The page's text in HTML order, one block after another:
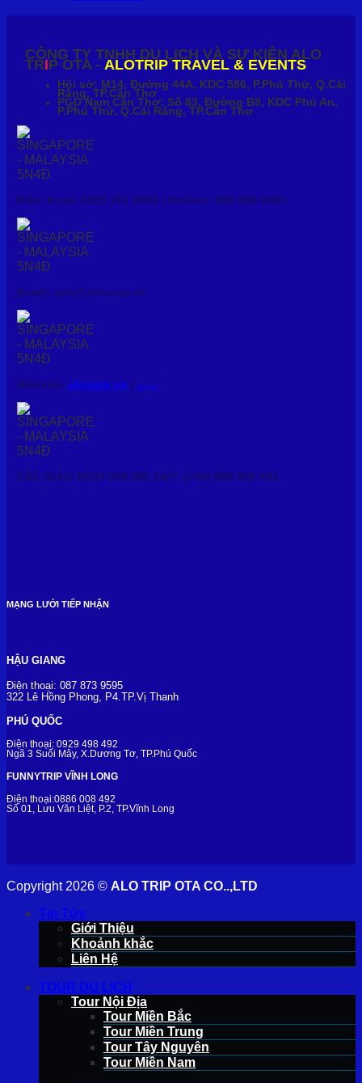
CÔNG TY TNHH DU LỊCH VÀ SỰ KIỆN ALO
TRIP OTA - ALOTRIP TRAVEL & EVENTS
Hội sở: M14, Đường 44A, KDC 586, P.Phú Thứ, Q.Cái
Răng, TP.Cần Thơ
PGD Nam Cần Thơ: Số 83, Đường B8, KDC Phú An,
P.Phú Thứ, Q.Cái Răng, TP.Cần Thơ
Điện thoại: 0292 391 6565 | Hotline: 089 889 6565
Email: info@alocorp.vn
Website: alocorp.vn | alody.vn
CÁC GIAO DỊCH ONLINE 24/7: (+84) 888 008 492
MẠNG LƯỚI TIẾP NHẬN
HẬU GIANG
Điện thoại: 087 873 9595
322 Lê Hồng Phong, P4.TP.Vị Thanh
PHÚ QUỐC
Điện thoại: 0929 498 492
Ngã 3 Suối Mây, X.Dương Tơ, TP.Phú Quốc
FUNNYTRIP VĨNH LONG
Điện thoại:0886 008 492
Số 01, Lưu Văn Liệt, P.2, TP.Vĩnh Long
Copyright 2026 © ALO TRIP OTA CO..,LTD
Tin Tức
Giới Thiệu
Khoảnh khắc
Liên Hệ
TOUR DU LỊCH
Tour Nội Địa
Tour Miền Bắc
Tour Miền Trung
Tour Tây Nguyên
Tour Miền Nam